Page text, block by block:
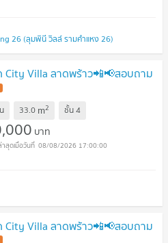
26 (ลุมพินี วิลล์ รามคำแหง 26)
Villa ลาดพร้าว📲📢สอบถาม
33.0 m2 ชั้น4
บาท
08/08/2026 17:00:00
Villa ลาดพร้าว📲📢สอบถาม